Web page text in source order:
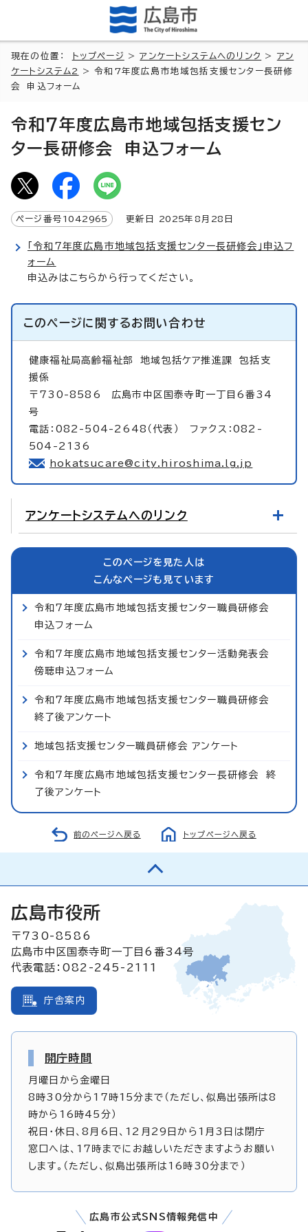
現在の位置： トップページ >アンケートシステムへのリンク > アン
ケートシステム2
> 令和7年度広島市地域包括支援センター長研修
会 申込フォーム
令和7年度広島市地域包括支援セン
ター長研修会 申込フォーム
ページ番号 1042965 更新日 2025年8月 28 日
「令和7年度広島市地域包括支援センター長研修会」申込フ
ォーム
申込みはこちらから行ってください。
このページに関するお問い合わせ
健康福祉局高齢福祉部地域包括ケア推進課 包括支
援係
〒730-8586 広島市中区国泰寺町一丁目6番34
号
電話：082-504-2648（代表） ファクス：082-
504-2136
hokatsucare@city.hiroshima.lg.jp
アンケートシステムへのリンク
このページを見た人は
こんなページも見ています
令和7年度広島市地域包括支援センター職員研修会
申込フォーム
令和7年度広島市地域包括支援センター活動発表会
傍聴申込フォーム
令和7年度広島市地域包括支援センター職員研修会
終了後アンケート
地域包括支援センター職員研修会 アンケート
令和7年度広島市地域包括支援センター長研修会 終
了後アンケート
前のページへ戻る トップページへ戻る
広島市役所
〒730-8586
広島市中区国泰寺町一丁目6番34号
代表電話：082-245-2111
庁舎案内
開庁時間
月曜日から金曜日
8時30分から17時15分まで（ただし、似島出張所は8
時から16時45分）
祝日・休日、8月6日、12月29日から1月3日は閉庁
窓口へは、17時までにお越しいただきますようお願い
します。（ただし、似島出張所は16時30分まで）
広島市公式SNS情報発信中